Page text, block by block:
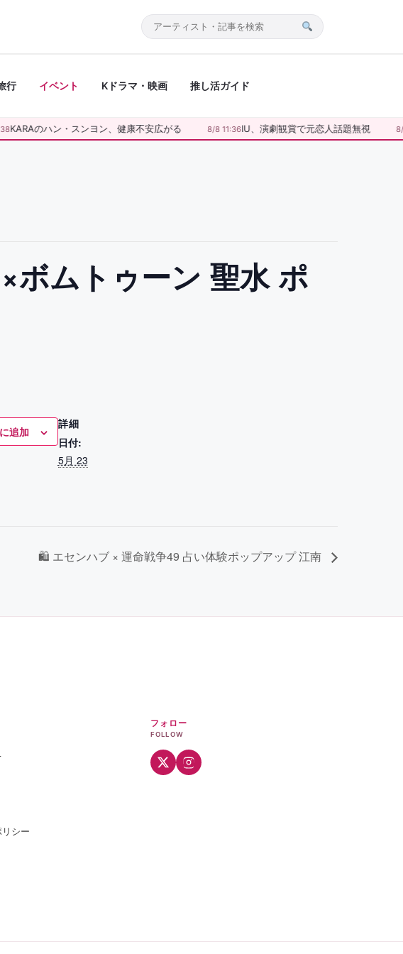
サ
内
索
行 イベント Kドラマ・映画 推し活ガイド
KARAのハン・スンヨン、健康不安広がる 8/8 11:36IU、演劇観賞で元恋人話題無視
ムトゥーン 聖水 ポ
追加
詳細
日付:
5月 23
🛍 エセンハブ × 運命戦争49 占い体験ポップアップ 江南
シー
フォロー
FOLLOW